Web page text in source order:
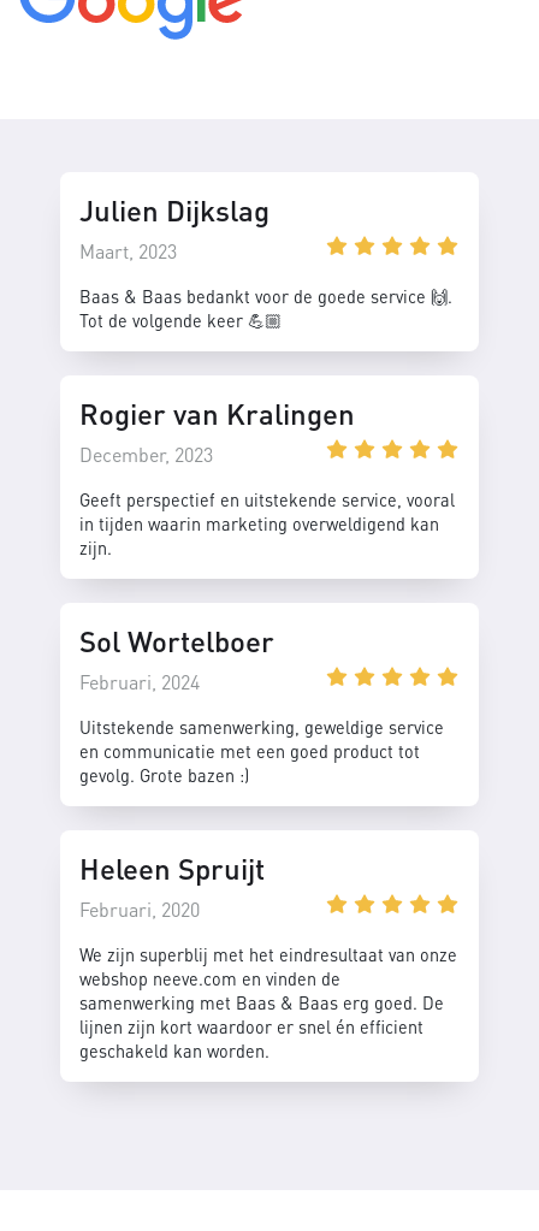
Julien Dijkslag
Maart, 2023
Baas & Baas bedankt voor de goede service 🙌.
Tot de volgende keer 💪🏼
Rogier van Kralingen
December, 2023
Geeft perspectief en uitstekende service, vooral
in tijden waarin marketing overweldigend kan
zijn.
Sol Wortelboer
Februari, 2024
Uitstekende samenwerking, geweldige service
en communicatie met een goed product tot
gevolg. Grote bazen :)
Heleen Spruijt
Februari, 2020
We zijn superblij met het eindresultaat van onze
webshop neeve.com en vinden de
samenwerking met Baas & Baas erg goed. De
lijnen zijn kort waardoor er snel én efficient
geschakeld kan worden.